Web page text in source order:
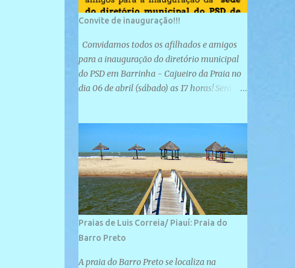
Convite de inauguração!!!
Convidamos todos os afilhados e amigos
para a inauguração do diretório municipal
do PSD em Barrinha - Cajueiro da Praia no
dia 06 de abril (sábado) as 17 horas! Será
localizada na Rua São José, 98 Barrinha -
Cajueiro da Praia.
Praias de Luis Correia/ Piauí: Praia do
Barro Preto
A praia do Barro Preto se localiza na